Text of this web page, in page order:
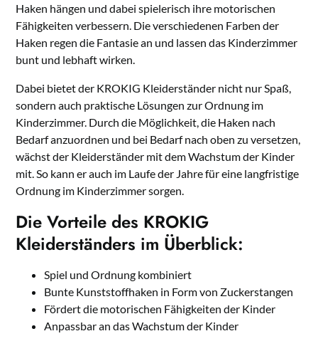
Haken hängen und dabei spielerisch ihre motorischen
Fähigkeiten verbessern. Die verschiedenen Farben der
Haken regen die Fantasie an und lassen das Kinderzimmer
bunt und lebhaft wirken.
Dabei bietet der KROKIG Kleiderständer nicht nur Spaß,
sondern auch praktische Lösungen zur Ordnung im
Kinderzimmer. Durch die Möglichkeit, die Haken nach
Bedarf anzuordnen und bei Bedarf nach oben zu versetzen,
wächst der Kleiderständer mit dem Wachstum der Kinder
mit. So kann er auch im Laufe der Jahre für eine langfristige
Ordnung im Kinderzimmer sorgen.
Die Vorteile des KROKIG
Kleiderständers im Überblick:
Spiel und Ordnung kombiniert
Bunte Kunststoffhaken in Form von Zuckerstangen
Fördert die motorischen Fähigkeiten der Kinder
Anpassbar an das Wachstum der Kinder